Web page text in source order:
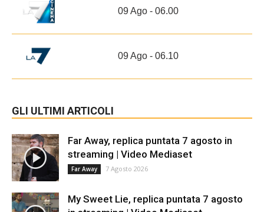
09 Ago - 06.00
09 Ago - 06.10
GLI ULTIMI ARTICOLI
Far Away, replica puntata 7 agosto in
streaming | Video Mediaset
Far Away 7 Agosto 2026
My Sweet Lie, replica puntata 7 agosto